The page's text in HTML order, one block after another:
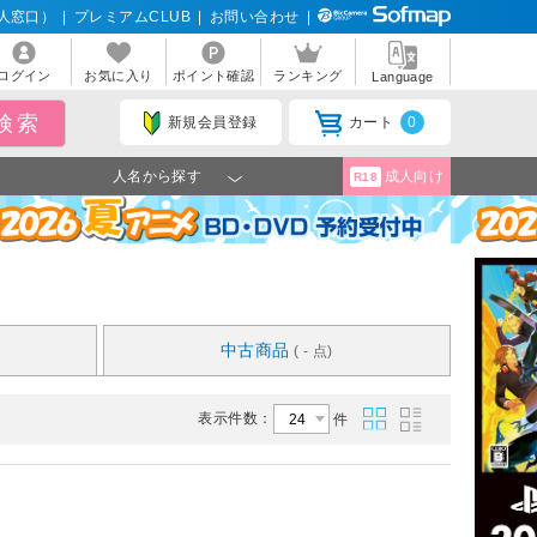
窓口） プレミアムCLUB お問い合わせ
グイン お気に入り ポイント確認 ランキング Language
新規会員登録 カート 0
人名から探す R18 成人向け
中古商品 ( - 点)
表示件数： 件